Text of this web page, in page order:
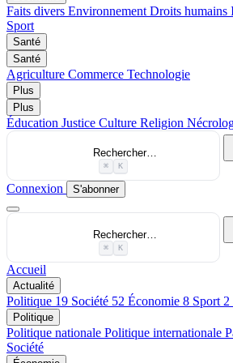
Faits divers Environnement Droits humains
Sport
Santé
Santé
Agriculture Commerce Technologie
Plus
Plus
Éducation Justice Culture Religion
Rechercher…
⌘ K
Connexion S'abonner
Rechercher…
⌘ K
Accueil
Actualité
Politique 19 Société 52 Économie 8 Sport 2
Politique
Politique nationale Politique internationale
Société